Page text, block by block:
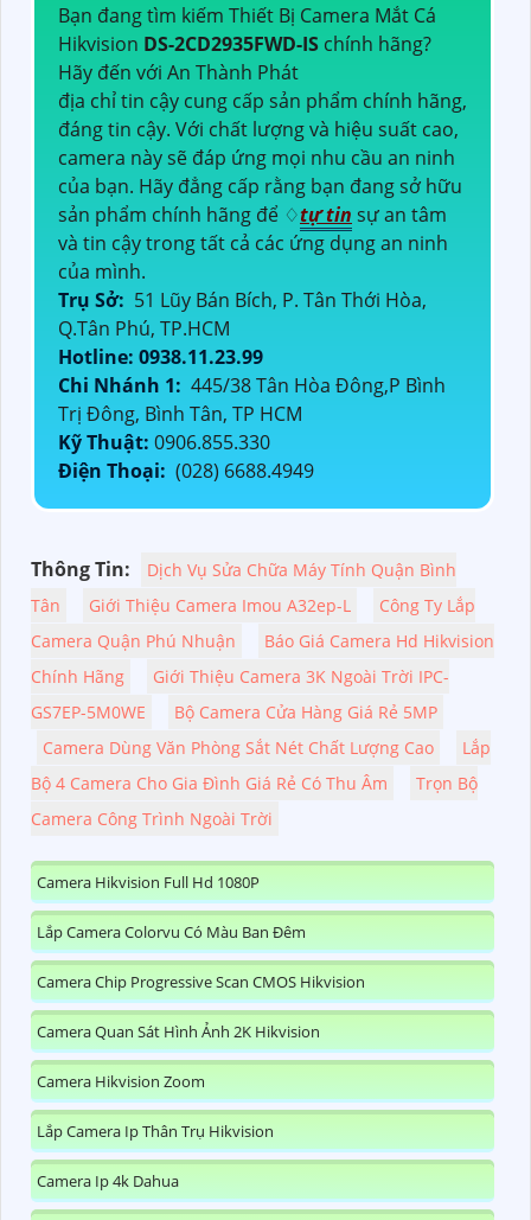
Bạn đang tìm kiếm Thiết Bị Camera Mắt Cá
Hikvision DS-2CD2935FWD-IS chính hãng?
Hãy đến với An Thành Phát
địa chỉ tin cậy cung cấp sản phẩm chính hãng,
đáng tin cậy. Với chất lượng và hiệu suất cao,
camera này sẽ đáp ứng mọi nhu cầu an ninh
của bạn. Hãy đẳng cấp rằng bạn đang sở hữu
sản phẩm chính hãng để ♢tự tin sự an tâm
và tin cậy trong tất cả các ứng dụng an ninh
của mình.
Trụ Sở: 51 Lũy Bán Bích, P. Tân Thới Hòa,
Q.Tân Phú, TP.HCM
Hotline: 0938.11.23.99
Chi Nhánh 1: 445/38 Tân Hòa Đông,P Bình
Trị Đông, Bình Tân, TP HCM
Kỹ Thuật: 0906.855.330
Điện Thoại: (028) 6688.4949
Thông Tin:
Dịch Vụ Sửa Chữa Máy Tính Quận Bình
Tân
Giới Thiệu Camera Imou A32ep-L
Công Ty Lắp
Camera Quận Phú Nhuận
Báo Giá Camera Hd Hikvision
Chính Hãng
Giới Thiệu Camera 3K Ngoài Trời IPC-
GS7EP-5M0WE
Bộ Camera Cửa Hàng Giá Rẻ 5MP
Camera Dùng Văn Phòng Sắt Nét Chất Lượng Cao
Lắp
Bộ 4 Camera Cho Gia Đình Giá Rẻ Có Thu Âm
Trọn Bộ
Camera Công Trình Ngoài Trời
Camera Hikvision Full Hd 1080P
Lắp Camera Colorvu Có Màu Ban Đêm
Camera Chip Progressive Scan CMOS Hikvision
Camera Quan Sát Hình Ảnh 2K Hikvision
Camera Hikvision Zoom
Lắp Camera Ip Thân Trụ Hikvision
Camera Ip 4k Dahua